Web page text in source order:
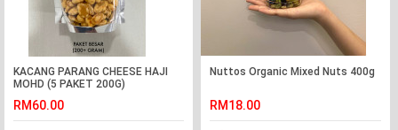
KACANG PARANG CHEESE HAJI
MOHD (5 PAKET 200G)
RM60.00
Nuttos Organic Mixed Nuts 400g
RM18.00